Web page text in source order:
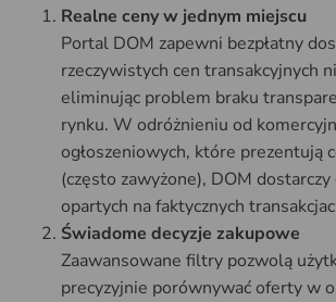
Realne ceny w jednym miejscu
Portal DOM zapewni bezpłatny
rzeczywistych cen transakcyjnych
eliminując problem braku
rynku. W odróżnieniu od
ogłoszeniowych, które prezentują
(często zawyżone), DOM dostarczy
opartych na faktycznych
Świadome decyzje zakupowe
Zaawansowane filtry pozwolą
precyzyjnie porównywać oferty w